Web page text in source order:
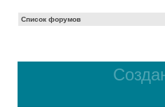
Список форумов